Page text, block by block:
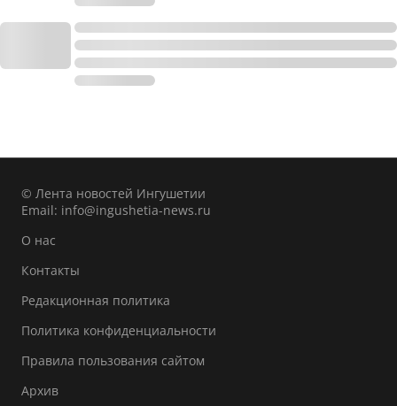
© Лента новостей Ингушетии
Email: info@ingushetia-news.ru
О нас
Контакты
Редакционная политика
Политика конфиденциальности
Правила пользования сайтом
Архив